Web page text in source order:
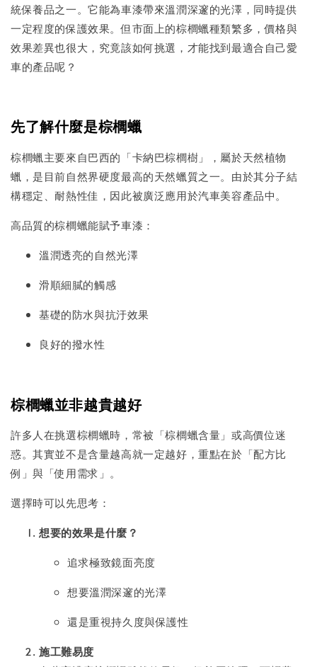
統保養品之一。它能為車漆帶來溫潤深邃的光澤，同時提供
一定程度的保護效果。但市面上的棕櫚蠟種類繁多，價格與
效果差異也很大，究竟該如何挑選，才能找到最適合自己愛
車的產品呢？
先了解什麼是棕櫚蠟
棕櫚蠟主要來自巴西的「卡納巴棕櫚樹」，屬於天然植物
蠟，是目前自然界硬度最高的天然蠟質之一。由於其分子結
構穩定、耐熱性佳，因此被廣泛應用於汽車美容產品中。
高品質的棕櫚蠟能賦予車漆：
溫潤透亮的自然光澤
滑順細膩的觸感
基礎的防水與抗汙效果
良好的撥水性
棕櫚蠟並非越貴越好
許多人在挑選棕櫚蠟時，常被「棕櫚蠟含量」或高價位迷
惑。其實並不是含量越高就一定越好，重點在於「配方比
例」與「使用需求」。
選擇時可以先思考：
想要的效果是什麼？
追求極致鏡面亮度
想要溫潤深邃的光澤
還是重視持久度與保護性
施工難易度